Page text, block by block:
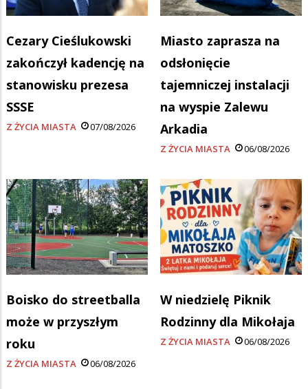
Cezary Cieślukowski
zakończył kadencję na
stanowisku prezesa
SSSE
Z ŻYCIA MIASTA 07/08/2026
Miasto zaprasza na
odsłonięcie
tajemniczej instalacji
na wyspie Zalewu
Arkadia
Z ŻYCIA MIASTA 06/08/2026
Boisko do streetballa
może w przyszłym
roku
Z ŻYCIA MIASTA 06/08/2026
W niedzielę Piknik
Rodzinny dla Mikołaja
Z ŻYCIA MIASTA 06/08/2026